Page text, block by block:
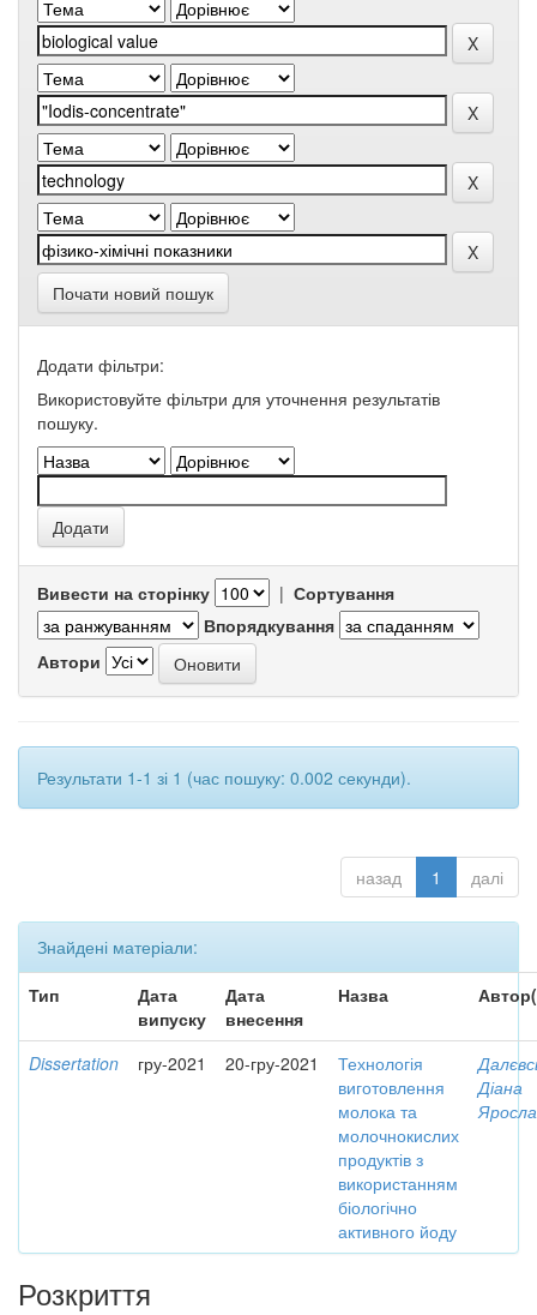
Почати новий пошук
Додати фільтри:
Використовуйте фільтри для уточнення результатів
пошуку.
Вивести на сторінку | Сортування
Впорядкування
Автори
Результати 1-1 зі 1 (час пошуку: 0.002 секунди).
назад 1 далі
Знайдені матеріали:
Тип
Дата
випуску
Дата
внесення
Назва
Dissertation гру-2021 20-гру-2021
Технологія
виготовлення
молока та
молочнокислих
продуктів з
використанням
біологічно
активного йоду
Діана
Розкриття